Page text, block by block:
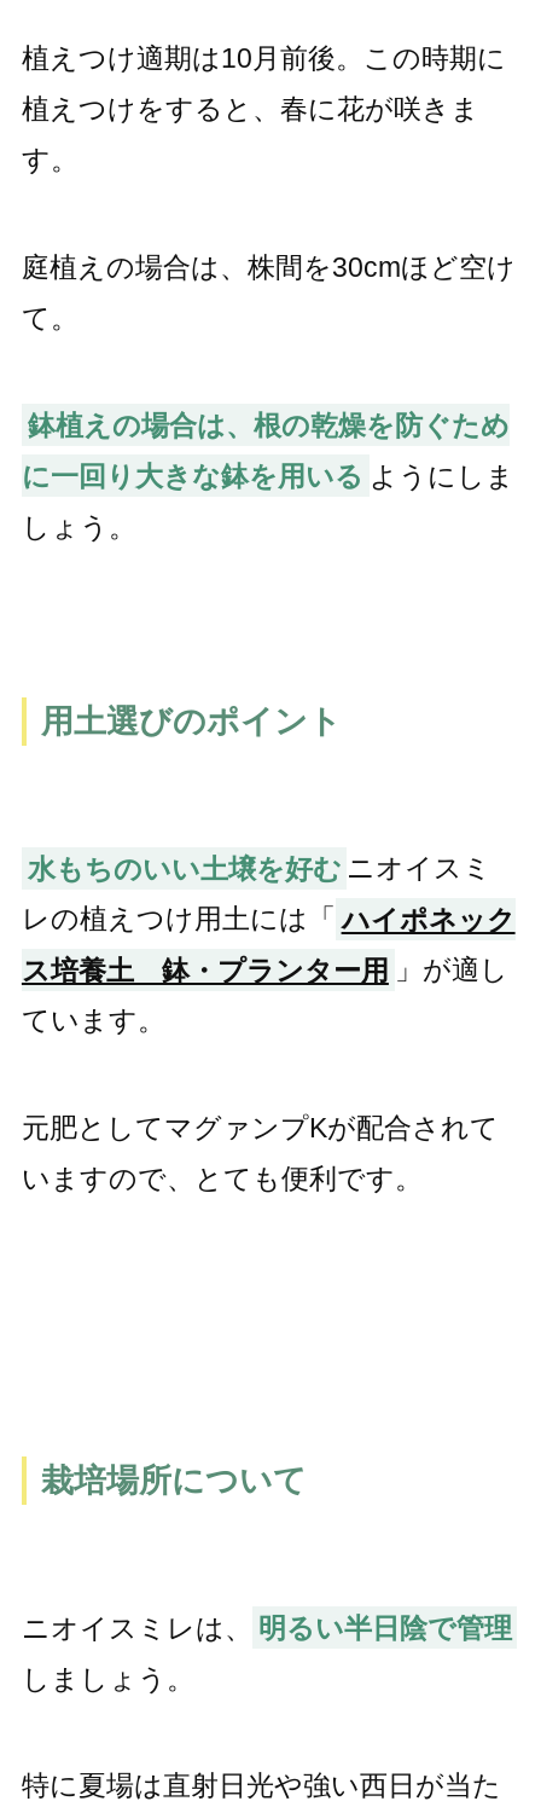
植えつけ適期は10月前後。この時期に
植えつけをすると、春に花が咲きま
す。
庭植えの場合は、株間を30cmほど空け
て。
鉢植えの場合は、根の乾燥を防ぐため
に一回り大きな鉢を用いる ようにしま
しょう。
用土選びのポイント
水もちのいい土壌を好む ニオイスミ
レの植えつけ用土には「 ハイポネック
ス培養土 鉢・プランター用
」が適し
ています。
元肥としてマグァンプKが配合されて
いますので、とても便利です。
栽培場所について
ニオイスミレは、
明るい半日陰で管理
しましょう。
特に夏場は直射日光や強い西日が当た